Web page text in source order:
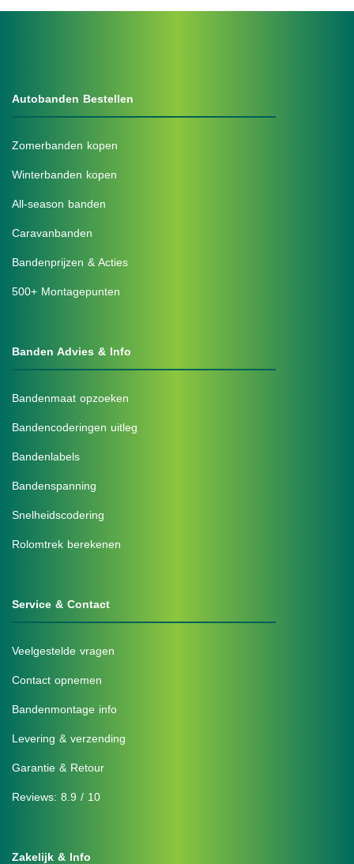
Autobanden Bestellen
Zomerbanden kopen
Winterbanden kopen
All-season banden
Caravanbanden
Bandenprijzen & Acties
500+ Montagepunten
Banden Advies & Info
Bandenmaat opzoeken
Bandencoderingen uitleg
Bandenlabels
Bandenspanning
Snelheidscodering
Rolomtrek berekenen
Service & Contact
Veelgestelde vragen
Contact opnemen
Bandenmontage info
Levering & verzending
Garantie & Retour
Reviews: 8.9 / 10
Zakelijk & Info